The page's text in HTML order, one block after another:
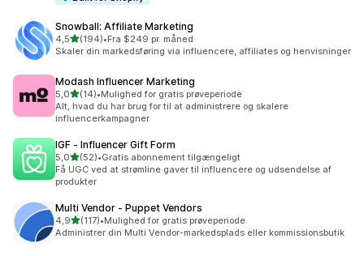
Snowball: Affiliate Marketing
4,5ud af 5 stjerner
(194)
194 anmeldelser i alt
•Fra $249 pr. måned
Skaler din markedsføring via influencere, affiliates og henvisninger
Modash Influencer Marketing
5,0ud af 5 stjerner
(14)
14 anmeldelser i alt
•Mulighed for gratis prøveperiode
Alt, hvad du har brug for til at administrere og skalere
influencerkampagner
IGF ‑ Influencer Gift Form
5,0ud af 5 stjerner
(52)
52 anmeldelser i alt
•Gratis abonnement tilgængeligt
Få UGC ved at strømline gaver til influencere og udsendelse af
produkter
Multi Vendor ‑ Puppet Vendors
4,9ud af 5 stjerner
(117)
117 anmeldelser i alt
•Mulighed for gratis prøveperiode
Administrer din Multi Vendor-markedsplads eller kommissionsbutik